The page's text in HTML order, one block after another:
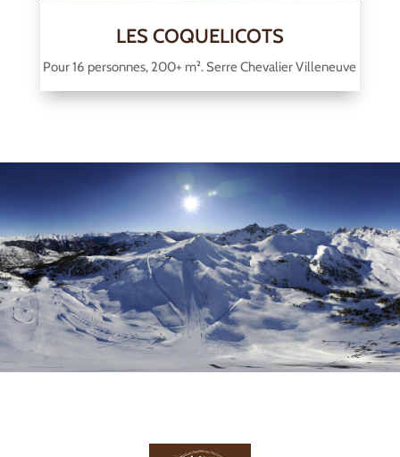
LES COQUELICOTS
Pour 16 personnes, 200+ m². Serre Chevalier Villeneuve